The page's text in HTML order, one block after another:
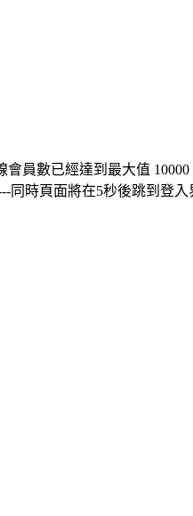
員數已經達到最大值
同時頁面將在5秒後跳到登入